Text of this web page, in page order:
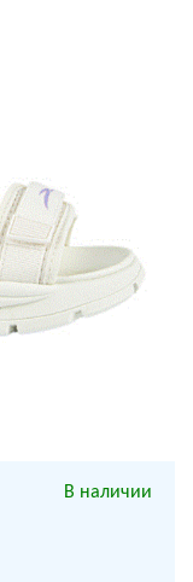
В наличии